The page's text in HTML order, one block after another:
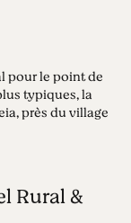
pour le point de
typiques, la
près du village
Rural &